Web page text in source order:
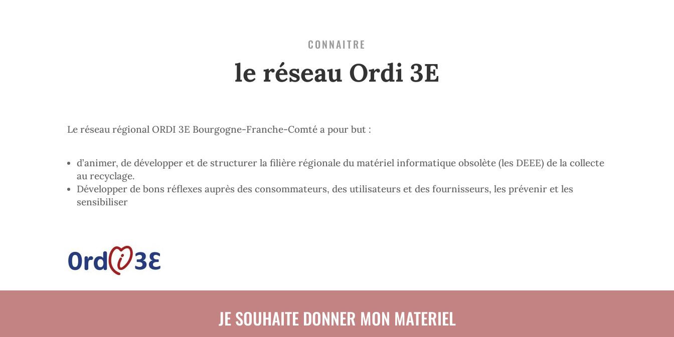
CONNAITRE
le réseau Ordi 3E
Le réseau régional ORDI 3E Bourgogne-Franche-Comté a pour but :
d’animer, de développer et de structurer la filière régionale du matériel informatique obsolète (les DEEE) de la collecte
au recyclage.
Développer de bons réflexes auprès des consommateurs, des utilisateurs et des fournisseurs, les prévenir et les
sensibiliser
JE SOUHAITE DONNER MON MATERIEL